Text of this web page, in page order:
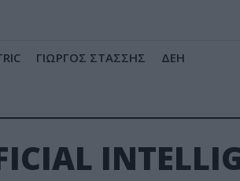
ΓΙΩΡΓΟΣ ΣΤΑΣΣΗΣ ΔΕΗ